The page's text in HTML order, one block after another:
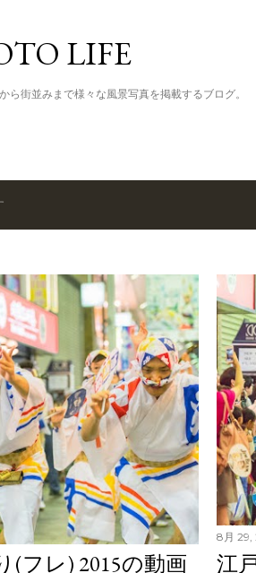
LIFE
ら街並みまで様々な風景写真を掲載するブログ。
(フレ) 2015の動画
8月 29,
江